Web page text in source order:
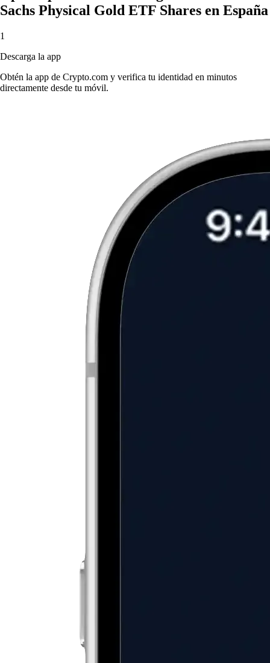
Sachs Physical Gold ETF Shares en España
1
Descarga la app
Obtén la app de Crypto.com y verifica tu identidad en minutos
directamente desde tu móvil.